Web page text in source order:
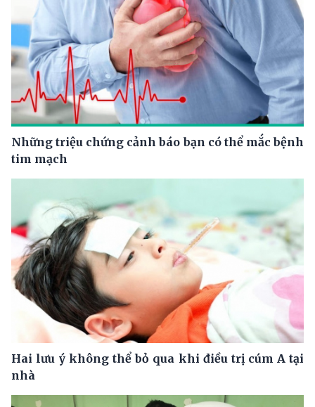
Những triệu chứng cảnh báo bạn có thể mắc bệnh
tim mạch
Hai lưu ý không thể bỏ qua khi điều trị cúm A tại
nhà